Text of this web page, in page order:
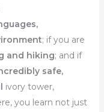
; if you are
and hiking; and if
safe,
ivory tower,
you learn not just